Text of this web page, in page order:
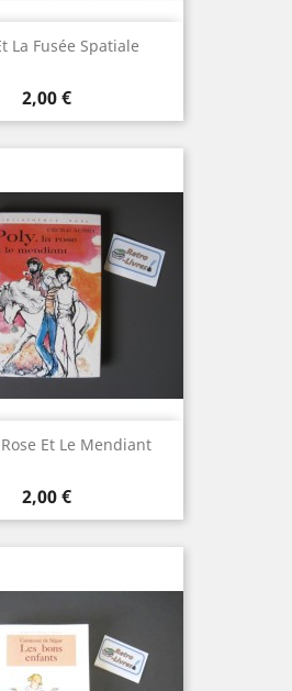
La Fusée Spatiale
Prix
2,00 €
Et Le Mendiant
Prix
2,00 €